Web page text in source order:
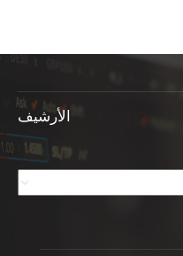
الأرشيف